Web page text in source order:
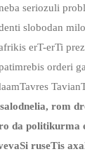
seriozuli
slobodan
erT-erTi
orderi
rom
da politikurma
ruseTis